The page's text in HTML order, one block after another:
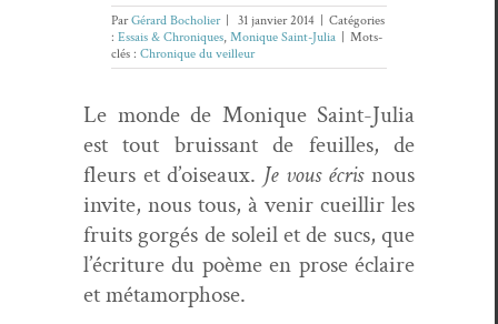
ParGérard Bocholier 31 janvier 2014
Catégories
: Essais & Chroniques, Monique Saint-Julia
Mots-
clés : Chronique du veilleur
Le monde de Monique Saint-Julia
est tout bruis­sant de feuilles, de
fleurs et d’oiseaux. Je vous écris nous
invite, nous tous, à venir cueil­lir les
fruits gorgés de soleil et de sucs, que
l’écriture du poème en prose éclaire
et métamorphose.